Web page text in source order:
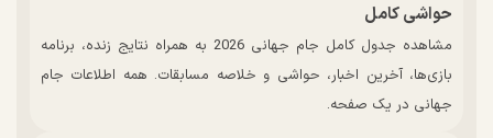
حواشی کامل
مشاهده جدول کامل جام جهانی 2026 به همراه نتایج زنده، برنامه
بازی‌ها، آخرین اخبار، حواشی و خلاصه مسابقات. همه اطلاعات جام
جهانی در یک صفحه.